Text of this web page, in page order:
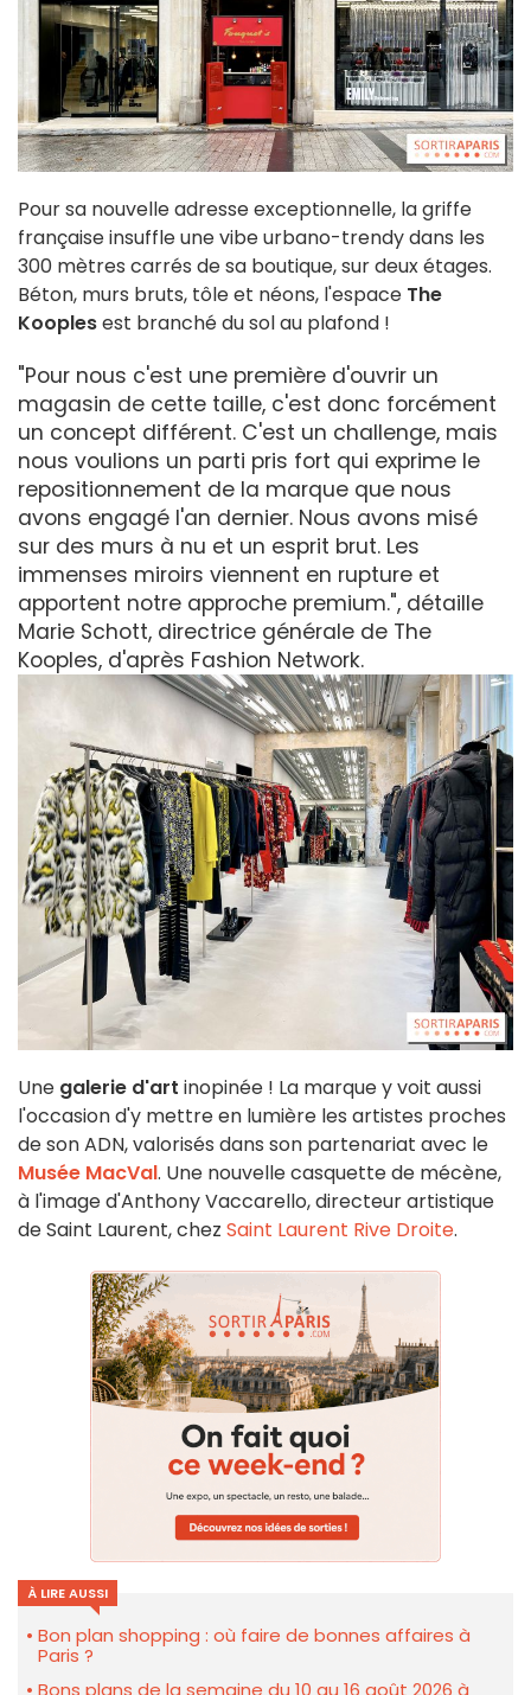
Pour sa nouvelle adresse exceptionnelle, la griffe
française insuffle une vibe urbano-trendy dans les
300 mètres carrés de sa boutique, sur deux étages.
Béton, murs bruts, tôle et néons, l'espace The
Kooplesest branché du sol au plafond !
"Pour nous c'est une première d'ouvrir un
magasin de cette taille, c'est donc forcément
un concept différent. C'est un challenge, mais
nous voulions un parti pris fort qui exprime le
repositionnement de la marque que nous
avons engagé l'an dernier. Nous avons misé
sur des murs à nu et un esprit brut. Les
immenses miroirs viennent en rupture et
apportent notre approche premium.", détaille
Marie Schott, directrice générale de The
Kooples, d'après Fashion Network.
Une galerie d'art inopinée ! La marque y voit aussi
l'occasion d'y mettre en lumière les artistes proches
de son ADN, valorisés dans son partenariat avec le
Musée MacVal. Une nouvelle casquette de mécène,
à l'image d'Anthony Vaccarello, directeur artistique
de Saint Laurent, chez Saint Laurent Rive Droite.
À LIRE AUSSI
Bon plan shopping : où faire de bonnes affaires à
Paris ?